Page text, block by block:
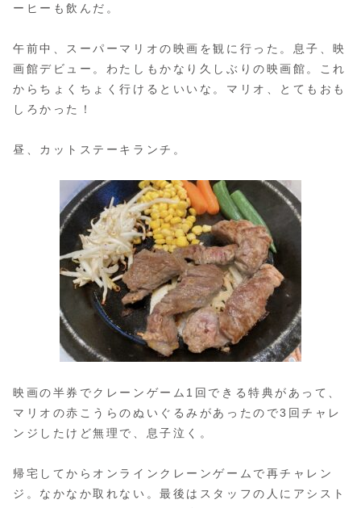
ーヒーも飲んだ。
午前中、スーパーマリオの映画を観に行った。息子、映
画館デビュー。わたしもかなり久しぶりの映画館。これ
からちょくちょく行けるといいな。マリオ、とてもおも
しろかった！
昼、カットステーキランチ。
映画の半券でクレーンゲーム1回できる特典があって、
マリオの赤こうらのぬいぐるみがあったので3回チャレ
ンジしたけど無理で、息子泣く。
帰宅してからオンラインクレーンゲームで再チャレン
ジ。なかなか取れない。最後はスタッフの人にアシスト